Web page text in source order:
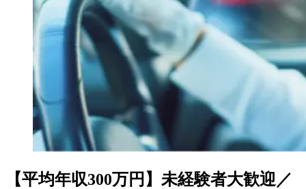
【平均年収300万円】未経験者大歓迎／